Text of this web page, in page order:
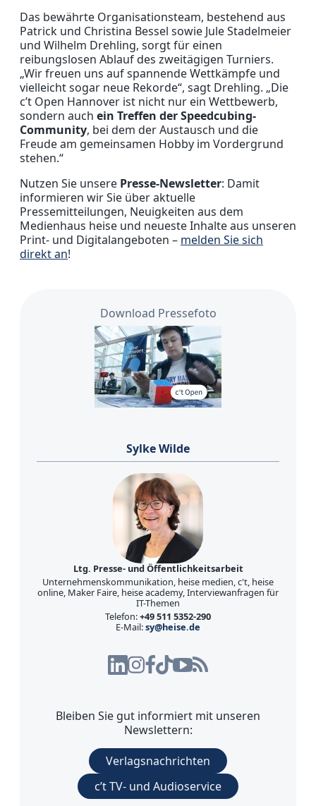
Das bewährte Organisationsteam, bestehend aus
Patrick und Christina Bessel sowie Jule Stadelmeier
und Wilhelm Drehling, sorgt für einen
reibungslosen Ablauf des zweitägigen Turniers.
„Wir freuen uns auf spannende Wettkämpfe und
vielleicht sogar neue Rekorde“, sagt Drehling. „Die
c’t Open Hannover ist nicht nur ein Wettbewerb,
sondern auch ein Treffen der Speedcubing-
Community, bei dem der Austausch und die
Freude am gemeinsamen Hobby im Vordergrund
stehen.“
Nutzen Sie unsere Presse-Newsletter: Damit
informieren wir Sie über aktuelle
Pressemitteilungen, Neuigkeiten aus dem
Medienhaus heise und neueste Inhalte aus unseren
Print- und Digitalangeboten – melden Sie sich
direkt an!
Download Pressefoto
Sylke Wilde
Ltg. Presse- und Öffentlichkeitsarbeit
Unternehmenskommunikation, heise medien, c't, heise
online, Maker Faire, heise academy, Interviewanfragen für
IT-Themen
Telefon:+49 511 5352-290
E-Mail:sy@heise.de
Bleiben Sie gut informiert mit unseren
Newslettern:
Verlagsnachrichten
c’t TV- und Audioservice